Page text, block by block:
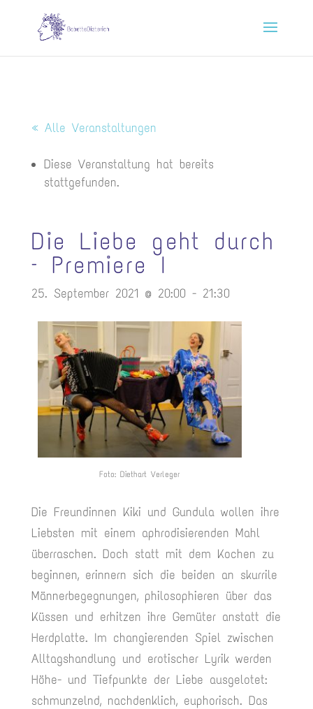
« Alle Veranstaltungen
Diese Veranstaltung hat bereits
stattgefunden.
Die Liebe geht durch
– Premiere I
25. September 2021 @ 20:00 - 21:30
Foto: Diethart Verleger
Die Freundinnen Kiki und Gundula wollen ihre
Liebsten mit einem aphrodisierenden Mahl
überraschen. Doch statt mit dem Kochen zu
beginnen, erinnern sich die beiden an skurrile
Männerbegegnungen, philosophieren über das
Küssen und erhitzen ihre Gemüter anstatt die
Herdplatte. Im changierenden Spiel zwischen
Alltagshandlung und erotischer Lyrik werden
Höhe- und Tiefpunkte der Liebe ausgelotet:
schmunzelnd, nachdenklich, euphorisch. Das